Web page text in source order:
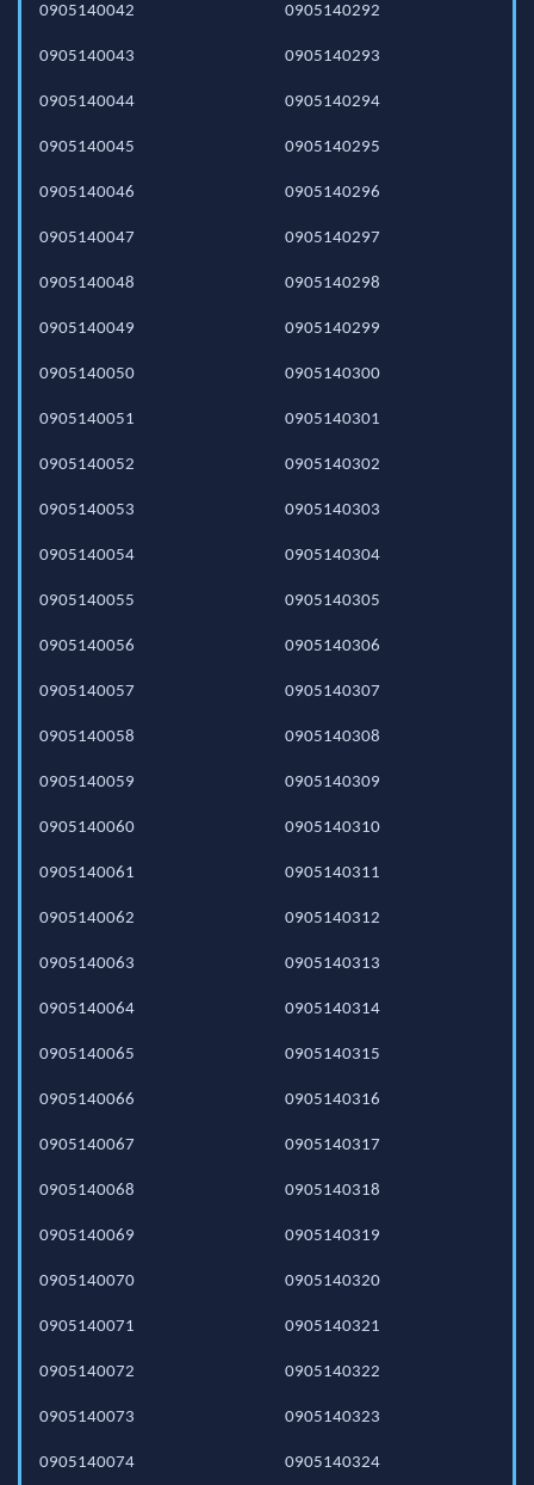
0905140042
0905140043
0905140044
0905140045
0905140046
0905140047
0905140048
0905140049
0905140050
0905140051
0905140052
0905140053
0905140054
0905140055
0905140056
0905140057
0905140058
0905140059
0905140060
0905140061
0905140062
0905140063
0905140064
0905140065
0905140066
0905140067
0905140068
0905140069
0905140070
0905140071
0905140072
0905140073
0905140074
0905140292
0905140293
0905140294
0905140295
0905140296
0905140297
0905140298
0905140299
0905140300
0905140301
0905140302
0905140303
0905140304
0905140305
0905140306
0905140307
0905140308
0905140309
0905140310
0905140311
0905140312
0905140313
0905140314
0905140315
0905140316
0905140317
0905140318
0905140319
0905140320
0905140321
0905140322
0905140323
0905140324